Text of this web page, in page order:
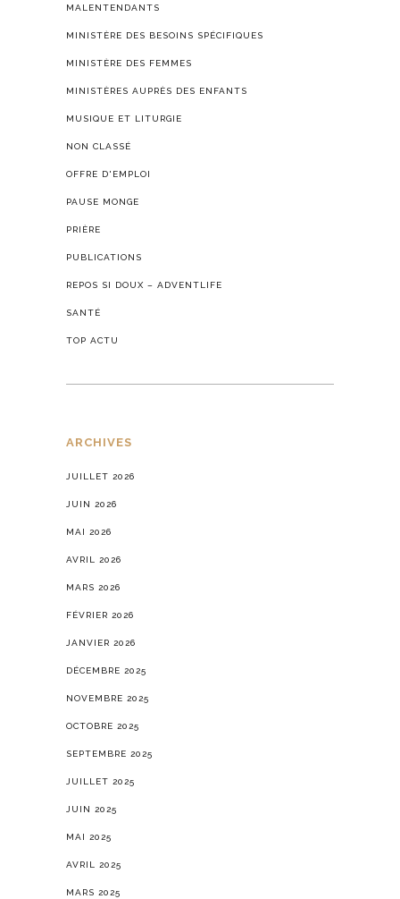
MALENTENDANTS
MINISTÈRE DES BESOINS SPÉCIFIQUES
MINISTÈRE DES FEMMES
MINISTÈRES AUPRÈS DES ENFANTS
MUSIQUE ET LITURGIE
NON CLASSÉ
OFFRE D'EMPLOI
PAUSE MONGE
PRIÈRE
PUBLICATIONS
REPOS SI DOUX – ADVENTLIFE
SANTÉ
TOP ACTU
ARCHIVES
JUILLET 2026
JUIN 2026
MAI 2026
AVRIL 2026
MARS 2026
FÉVRIER 2026
JANVIER 2026
DÉCEMBRE 2025
NOVEMBRE 2025
OCTOBRE 2025
SEPTEMBRE 2025
JUILLET 2025
JUIN 2025
MAI 2025
AVRIL 2025
MARS 2025